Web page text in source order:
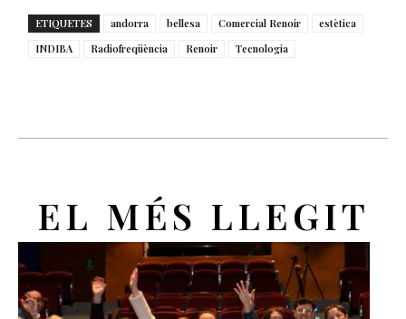
ETIQUETES andorra bellesa Comercial Renoir
estètica
INDIBA
Radiofreqüència Renoir Tecnologia
EL MÉS LLEGIT